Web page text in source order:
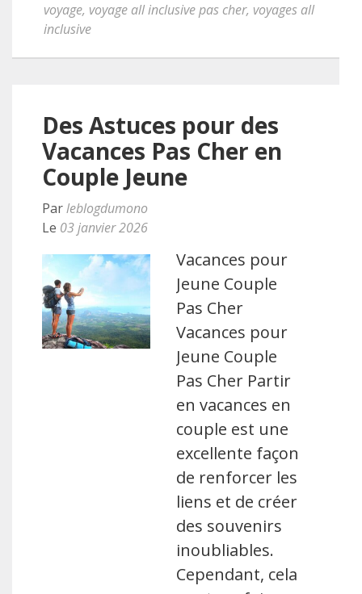
voyage, voyage all inclusive pas cher, voyages all
inclusive
Des Astuces pour des
Vacances Pas Cher en
Couple Jeune
Parleblogdumono
Le 03 janvier 2026
Vacances pour
Jeune Couple
Pas Cher
Vacances pour
Jeune Couple
Pas Cher Partir
en vacances en
couple est une
excellente façon
de renforcer les
liens et de créer
des souvenirs
inoubliables.
Cependant, cela